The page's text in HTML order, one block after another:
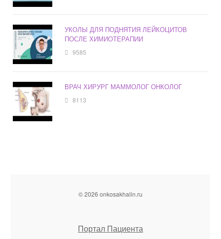
УКОЛЫ ДЛЯ ПОДНЯТИЯ ЛЕЙКОЦИТОВ
ПОСЛЕ ХИМИОТЕРАПИИ
9585
ВРАЧ ХИРУРГ МАММОЛОГ ОНКОЛОГ
8113
© 2026 onkosakhalin.ru
Портал Пациента